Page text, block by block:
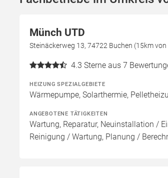
Münch UTD
Steinäckerweg 13, 74722 Buchen (15km
4.3 Sterne aus 7
HEIZUNG SPEZIALGEBIETE
Wärmepumpe, Solarthermie,
ANGEBOTENE TÄTIGKEITEN
Wartung, Reparatur, Neuinstallation /
Reinigung / Wartung, Planung /